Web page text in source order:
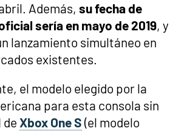
Además, su fecha de
sería en mayo de 2019, y
lanzamiento simultáneo en
existentes.
el modelo elegido por la
para esta consola sin
de Xbox One S (el modelo